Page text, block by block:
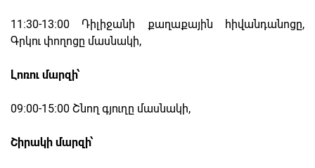
11։30-13։00 Դիլիջանի քաղաքային հիվանդանոցը,
Գրկու փողոցը մասնակի,
Լոռու մարզի՝
09։00-15։00 Շնող գյուղը մասնակի,
Շիրակի մարզի՝